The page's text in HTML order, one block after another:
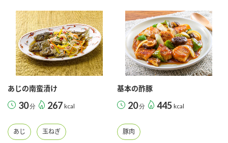
あじの南蛮漬け
30分 267 kcal
あじ 玉ねぎ
基本の酢豚
20分 445 kcal
豚肉